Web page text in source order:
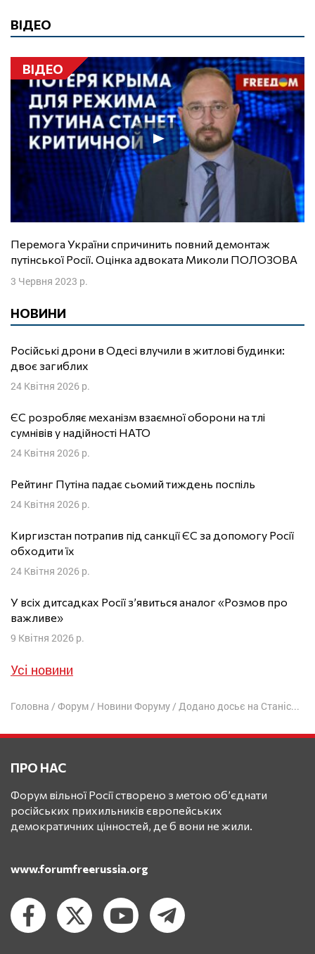
ВІДЕО
ВІДЕО
Перемога України спричинить повний демонтаж
путінської Росії. Оцінка адвоката Миколи ПОЛОЗОВА
3 Червня 2023 р.
НОВИНИ
Російські дрони в Одесі влучили в житлові будинки:
двоє загиблих
24 Квітня 2026 р.
ЄС розробляє механізм взаємної оборони на тлі
сумнівів у надійності НАТО
24 Квітня 2026 р.
Рейтинг Путіна падає сьомий тиждень поспіль
24 Квітня 2026 р.
Киргизстан потрапив під санкції ЄС за допомогу Росії
обходити їх
24 Квітня 2026 р.
У всіх дитсадках Росії з’явиться аналог «Розмов про
важливе»
9 Квітня 2026 р.
Усі новини
Головна / Форум/ Новини Форуму/ Додано досьє на Станіслава “Іспанця” Орлова
ПРО НАС
Форум вільної Росії створено з метою об’єднати
російських прихильників європейських
демократичних цінностей, де б вони не жили.
www.forumfreerussia.org